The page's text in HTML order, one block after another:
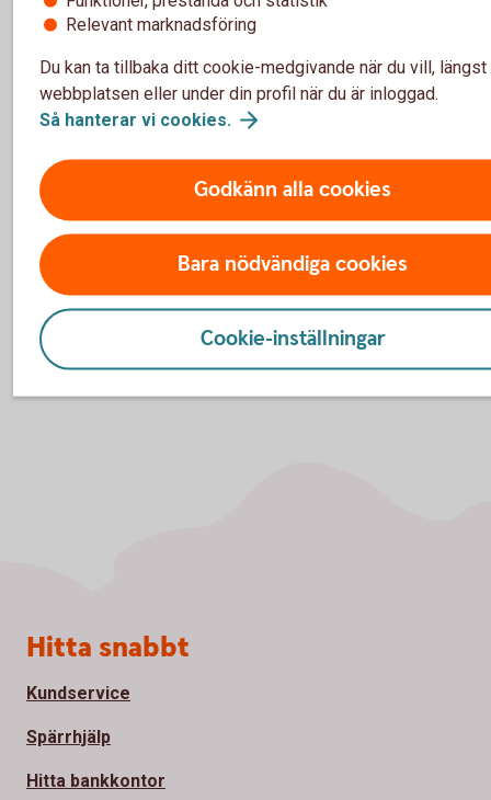
Ring 0771-33 44 33
Vill du veta mer om de nya
betalningsformaten?
Du kan följa utvecklingen och få uppdaterad
Relevant marknadsföring
Du kan ta tillbaka ditt cookie-medgivande när du vill, längst
webbplatsen eller under din profil när du är inloggad.
Så hanterar vi cookies.
Godkänn alla cookies
Bara nödvändiga cookies
Cookie-inställningar
Sidfot
Hitta snabbt
Kundservice
Spärrhjälp
Hitta bankkontor